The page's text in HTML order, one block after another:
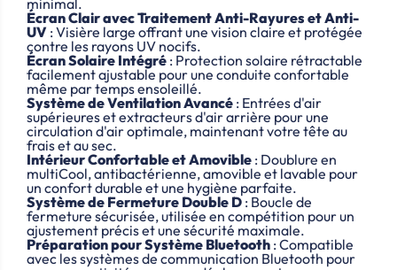
minimal.
Écran Clair avec Traitement Anti-Rayures et Anti-
UV : Visière large offrant une vision claire et protégée
contre les rayons UV nocifs.
Écran Solaire Intégré : Protection solaire rétractable
facilement ajustable pour une conduite confortable
même par temps ensoleillé.
Système de Ventilation Avancé : Entrées d'air
supérieures et extracteurs d'air arrière pour une
circulation d'air optimale, maintenant votre tête au
frais et au sec.
Intérieur Confortable et Amovible : Doublure en
multiCool, antibactérienne, amovible et lavable pour
un confort durable et une hygiène parfaite.
Système de Fermeture Double D : Boucle de
fermeture sécurisée, utilisée en compétition pour un
ajustement précis et une sécurité maximale.
Préparation pour Système Bluetooth : Compatible
avec les systèmes de communication Bluetooth pour